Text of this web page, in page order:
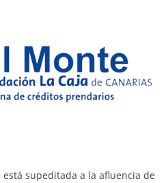
supeditada a la afluencia de